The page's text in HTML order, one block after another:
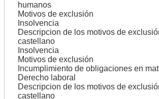
humanos
Motivos de exclusión
Insolvencia
Descripcion de los motivos de
castellano
Insolvencia
Motivos de exclusión
Incumplimiento de obligaciones en
Derecho laboral
Descripcion de los motivos de
castellano